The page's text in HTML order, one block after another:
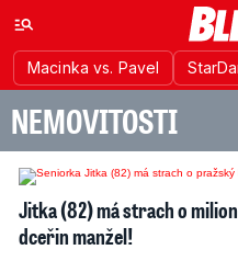
Macinka vs. Pavel
NEMOVITOSTI
Jitka (82) má strach o
dceřin manžel!